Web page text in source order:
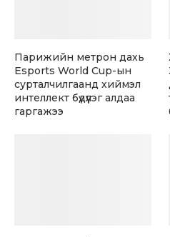
Парижийн метрон дахь
Esports World Cup-ын
сурталчилгаанд хиймэл
интеллект бүдүүлэг алдаа
гаргажээ